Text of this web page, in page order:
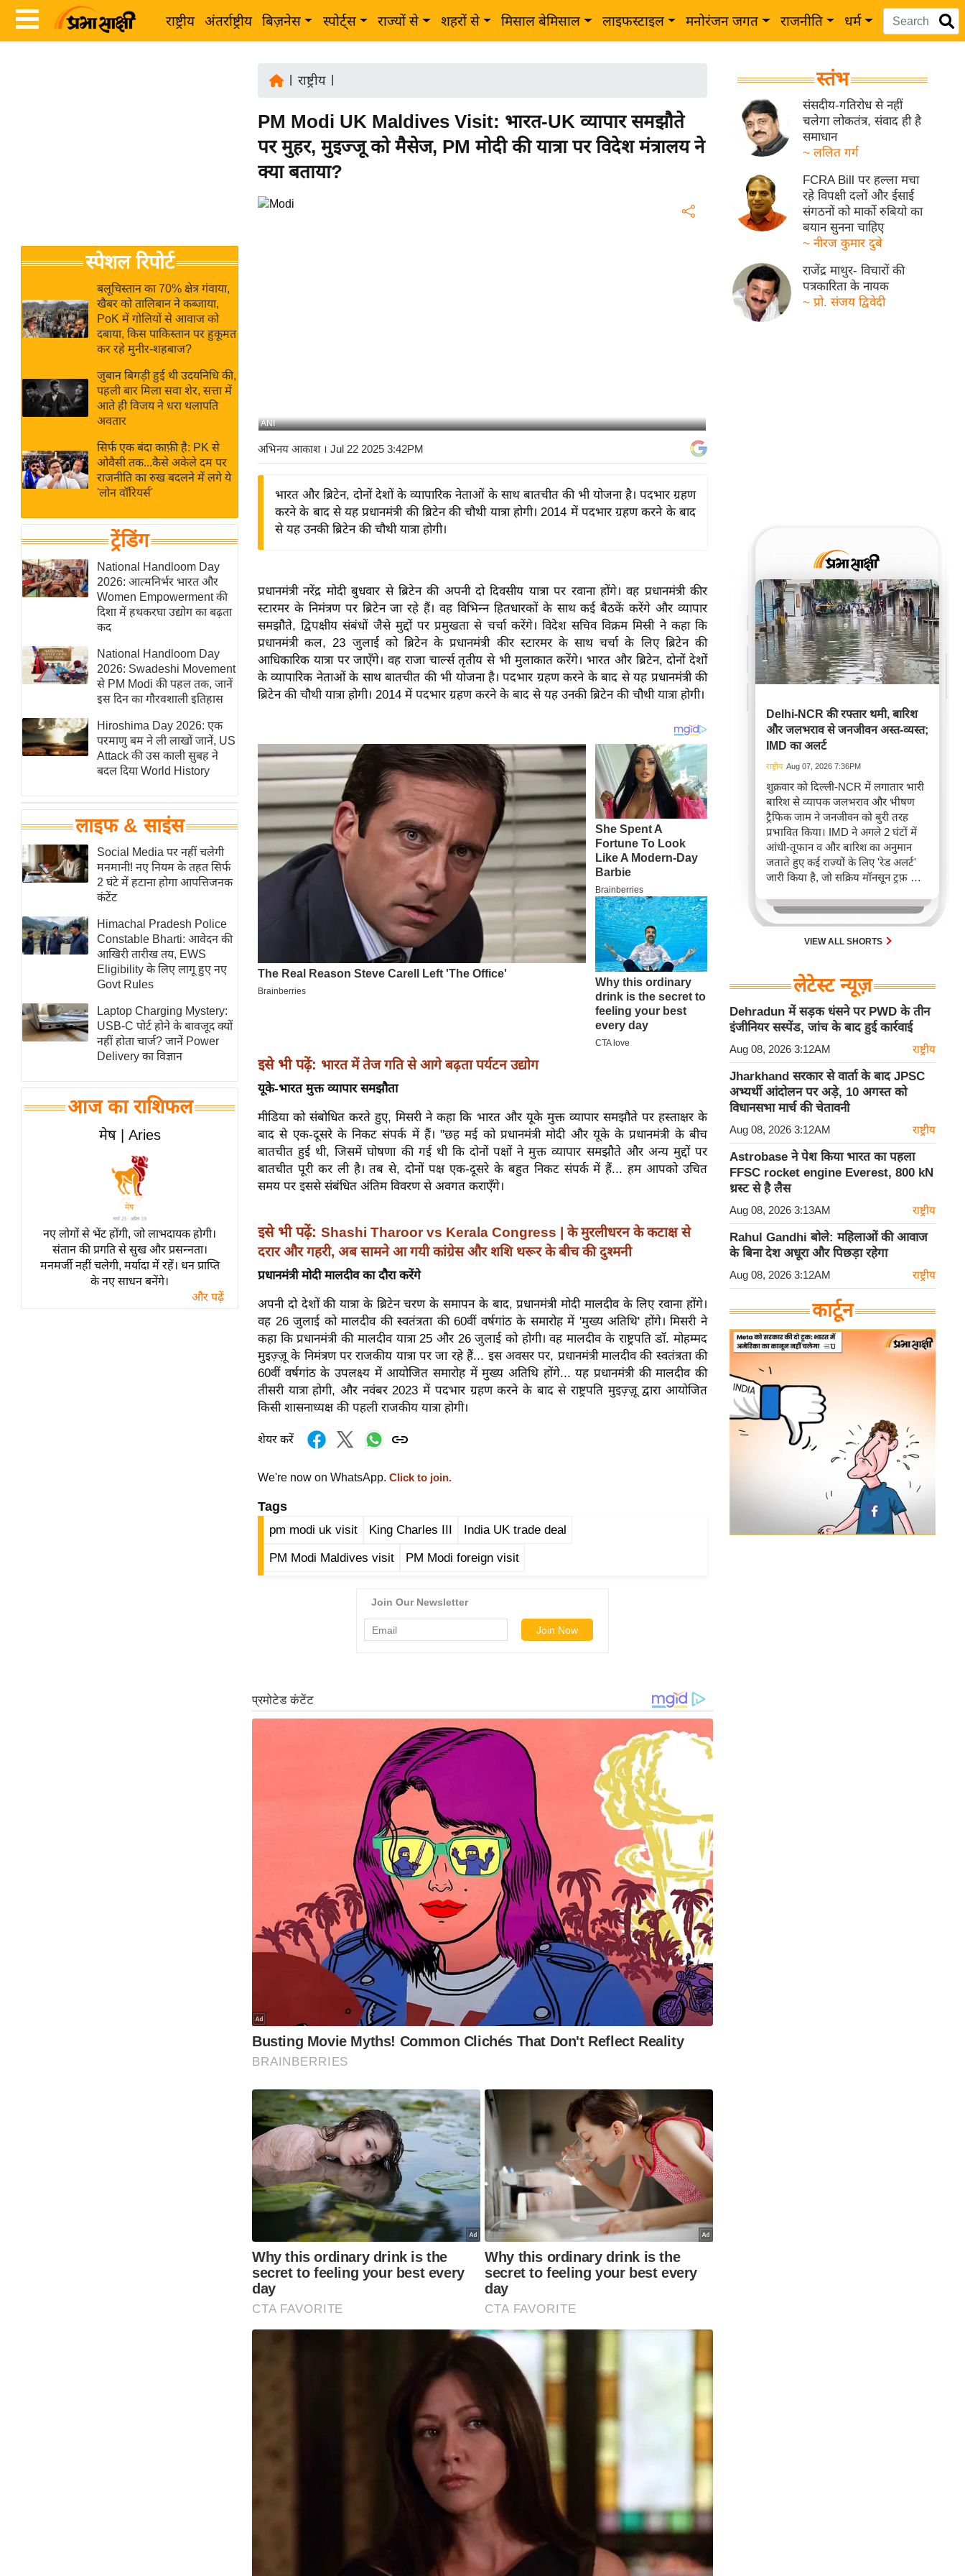
राष्ट्रीय अंतर्राष्ट्रीय बिज़नेस स्पोर्ट्स राज्यों से शहरों से मिसाल बेमिसाल लाइफस्टाइल मनोरंजन जगत राजनीति धर्म
Breaking
News in
Hindi
Hindi
Videos
जगत
राय
बजट
IPL
2026
ई-पेपर
मिसाल बेमिसाल
शख्सियत
यंग इंडिया
साहित्य जगत
ऑटो वर्ल्ड
न्यूज ब्रीफ
मनोरंजन जगत
बॉलीवुड
हॉलीवुड
फिल्म समीक्षा
Breaking
News
लाइफस्टाइल
टेक्नॉलॉजी
घरेलू नुस्खे
पर्यटन स्थल
फिटनेस मंत्रा
रिलेशनशिप
राजनीति
विश्लेषण
समसामयिक
मातृभूमि
एम.
आर.
आई.
समीक्षा
धर्म
ज्योतिष
त्योहार
राशिफल
विशेष
स्पेशल रिपोर्ट
बलूचिस्तान का 70% क्षेत्र गंवाया,
खैबर को तालिबान ने कब्जाया,
PoK में गोलियों से आवाज को
दबाया, किस पाकिस्तान पर हुकूमत
कर रहे मुनीर-शहबाज?
जुबान बिगड़ी हुई थी उदयनिधि की,
पहली बार मिला सवा शेर, सत्ता में
आते ही विजय ने धरा थलापति
अवतार
सिर्फ एक बंदा काफ़ी है: PK से
ओवैसी तक...कैसे अकेले दम पर
राजनीति का रुख बदलने में लगे ये
'लोन वॉरियर्स'
ट्रेंडिंग
National Handloom Day
2026: आत्मनिर्भर भारत और
Women Empowerment की
दिशा में हथकरघा उद्योग का बढ़ता
कद
National Handloom Day
2026: Swadeshi Movement
से PM Modi की पहल तक, जानें
इस दिन का गौरवशाली इतिहास
Hiroshima Day 2026: एक
परमाणु बम ने ली लाखों जानें, US
Attack की उस काली सुबह ने
बदल दिया World History
लाइफ & साइंस
Social Media पर नहीं चलेगी
मनमानी! नए नियम के तहत सिर्फ
2 घंटे में हटाना होगा आपत्तिजनक
कंटेंट
Himachal Pradesh Police
Constable Bharti: आवेदन की
आखिरी तारीख तय, EWS
Eligibility के लिए लागू हुए नए
Govt Rules
Laptop Charging Mystery:
USB-C पोर्ट होने के बावजूद क्यों
नहीं होता चार्ज? जानें Power
Delivery का विज्ञान
आज का राशिफल
मेष | Aries
नए लोगों से भेंट होंगी, जो लाभदायक होगी।
संतान की प्रगति से सुख और प्रसन्नता।
मनमर्जी नहीं चलेगी, मर्यादा में रहें। धन प्राप्ति
के नए साधन बनेंगे।
और पढ़ें
राष्ट्रीय|
PM Modi UK Maldives Visit: भारत-UK व्यापार समझौते
पर मुहर, मुइज्जू को मैसेज, PM मोदी की यात्रा पर विदेश मंत्रालय ने
क्या बताया?
ANI
अभिनय आकाश। Jul 22 2025 3:42PM
भारत और ब्रिटेन, दोनों देशों के व्यापारिक नेताओं के साथ बातचीत की भी योजना है। पदभार ग्रहण
करने के बाद से यह प्रधानमंत्री की ब्रिटेन की चौथी यात्रा होगी। 2014 में पदभार ग्रहण करने के बाद
से यह उनकी ब्रिटेन की चौथी यात्रा होगी।
प्रधानमंत्री नरेंद्र मोदी बुधवार से ब्रिटेन की अपनी दो दिवसीय यात्रा पर रवाना होंगे। वह प्रधानमंत्री कीर
स्टारमर के निमंत्रण पर ब्रिटेन जा रहे हैं। वह विभिन्न हितधारकों के साथ कई बैठकें करेंगे और व्यापार
समझौते, द्विपक्षीय संबंधों जैसे मुद्दों पर प्रमुखता से चर्चा करेंगे। विदेश सचिव विक्रम मिस्री ने कहा कि
प्रधानमंत्री कल, 23 जुलाई को ब्रिटेन के प्रधानमंत्री कीर स्टारमर के साथ चर्चा के लिए ब्रिटेन की
आधिकारिक यात्रा पर जाएँगे। वह राजा चार्ल्स तृतीय से भी मुलाकात करेंगे। भारत और ब्रिटेन, दोनों देशों
के व्यापारिक नेताओं के साथ बातचीत की भी योजना है। पदभार ग्रहण करने के बाद से यह प्रधानमंत्री की
ब्रिटेन की चौथी यात्रा होगी। 2014 में पदभार ग्रहण करने के बाद से यह उनकी ब्रिटेन की चौथी यात्रा होगी।
इसे भी पढ़ें: भारत में तेज गति से आगे बढ़ता पर्यटन उद्योग
यूके-भारत मुक्त व्यापार समझौता
मीडिया को संबोधित करते हुए, मिसरी ने कहा कि भारत और यूके मुक्त व्यापार समझौते पर हस्ताक्षर के
बाद से एक-दूसरे के निकट संपर्क में हैं। "छह मई को प्रधानमंत्री मोदी और यूके के प्रधानमंत्री के बीच
बातचीत हुई थी, जिसमें घोषणा की गई थी कि दोनों पक्षों ने मुक्त व्यापार समझौते और अन्य मुद्दों पर
बातचीत पूरी कर ली है। तब से, दोनों पक्ष एक-दूसरे के बहुत निकट संपर्क में हैं... हम आपको उचित
समय पर इससे संबंधित अंतिम विवरण से अवगत कराएँगे।
इसे भी पढ़ें: Shashi Tharoor vs Kerala Congress | के मुरलीधरन के कटाक्ष से
दरार और गहरी, अब सामने आ गयी कांग्रेस और शशि थरूर के बीच की दुश्मनी
प्रधानमंत्री मोदी मालदीव का दौरा करेंगे
अपनी दो देशों की यात्रा के ब्रिटेन चरण के समापन के बाद, प्रधानमंत्री मोदी मालदीव के लिए रवाना होंगे।
वह 26 जुलाई को मालदीव की स्वतंत्रता की 60वीं वर्षगांठ के समारोह में 'मुख्य अतिथि' होंगे। मिसरी ने
कहा कि प्रधानमंत्री की मालदीव यात्रा 25 और 26 जुलाई को होगी। वह मालदीव के राष्ट्रपति डॉ. मोहम्मद
मुइज़्ज़ू के निमंत्रण पर राजकीय यात्रा पर जा रहे हैं... इस अवसर पर, प्रधानमंत्री मालदीव की स्वतंत्रता की
60वीं वर्षगांठ के उपलक्ष्य में आयोजित समारोह में मुख्य अतिथि होंगे... यह प्रधानमंत्री की मालदीव की
तीसरी यात्रा होगी, और नवंबर 2023 में पदभार ग्रहण करने के बाद से राष्ट्रपति मुइज़्ज़ू द्वारा आयोजित
किसी शासनाध्यक्ष की पहली राजकीय यात्रा होगी।
शेयर करें
We're now on WhatsApp. Click to join.
Tags
pm modi uk visit King Charles III India UK trade deal
PM Modi Maldives visit PM Modi foreign visit
स्तंभ
संसदीय-गतिरोध से नहीं
चलेगा लोकतंत्र, संवाद ही है
समाधान
~ ललित गर्ग
FCRA Bill पर हल्ला मचा
रहे विपक्षी दलों और ईसाई
संगठनों को मार्को रुबियो का
बयान सुनना चाहिए
~ नीरज कुमार दुबे
राजेंद्र माथुर- विचारों की
पत्रकारिता के नायक
~ प्रो. संजय द्विवेदी
Delhi-NCR की रफ्तार थमी, बारिश
और जलभराव से जनजीवन अस्त-व्यस्त;
IMD का अलर्ट
राष्ट्रीय Aug 07, 2026 7:36PM
शुक्रवार को दिल्ली-NCR में लगातार भारी
बारिश से व्यापक जलभराव और भीषण
ट्रैफिक जाम ने जनजीवन को बुरी तरह
प्रभावित किया। IMD ने अगले 2 घंटों में
आंधी-तूफान व और बारिश का अनुमान
जताते हुए कई राज्यों के लिए 'रेड अलर्ट'
जारी किया है, जो सक्रिय मॉनसून ट्रफ़ और
जिससे यातायात बाधित होने के साथ-साथ
सफदरजंग अस्पताल में भी जलभराव की
स्थिति बनी।VIEW ALL SHORTS
लेटेस्ट न्यूज़
Dehradun में सड़क धंसने पर PWD के तीन
इंजीनियर सस्पेंड, जांच के बाद हुई कार्रवाई
Aug 08, 2026 3:12AM राष्ट्रीय
Jharkhand सरकार से वार्ता के बाद JPSC
अभ्यर्थी आंदोलन पर अड़े, 10 अगस्त को
विधानसभा मार्च की चेतावनी
Aug 08, 2026 3:12AM राष्ट्रीय
Astrobase ने पेश किया भारत का पहला
FFSC rocket engine Everest, 800 kN
थ्रस्ट से है लैस
Aug 08, 2026 3:13AM राष्ट्रीय
Rahul Gandhi बोले: महिलाओं की आवाज
के बिना देश अधूरा और पिछड़ा रहेगा
Aug 08, 2026 3:12AM राष्ट्रीय
कार्टून